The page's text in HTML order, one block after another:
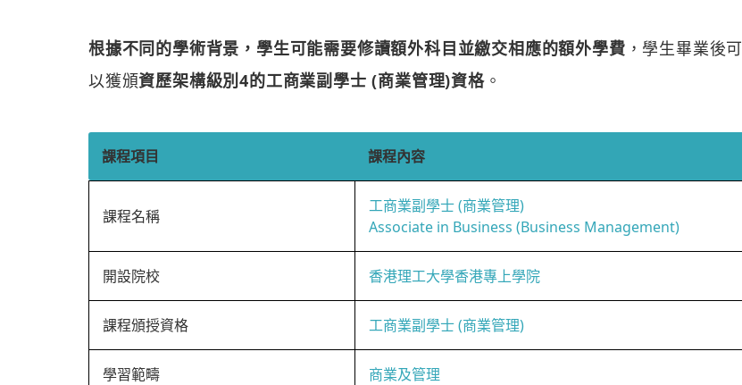
根據不同的學術背景，學生可能需要修讀額外科目並繳交相應的額外學費 ，學生畢業後可
以獲頒資歷架構級別4的工商業副學士 (商業管理)資格。
課程項目 課程內容
課程名稱
工商業副學士 (商業管理)
Associate in Business (Business Management)
開設院校 香港理工大學香港專上學院
課程頒授資格 工商業副學士 (商業管理)
學習範疇 商業及管理